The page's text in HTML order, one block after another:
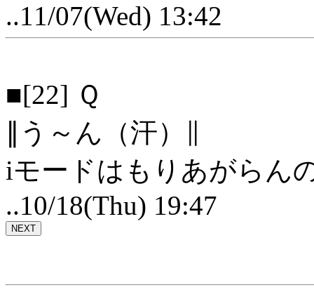
..11/07(Wed) 13:42
■[22] Ｑ
∥う～ん（汗）∥
iモードはもりあがらん
..10/18(Thu) 19:47